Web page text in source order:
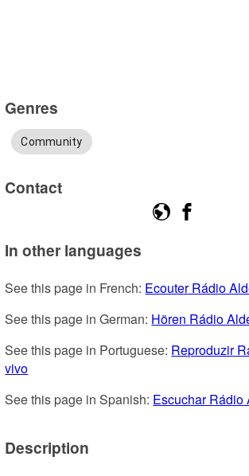
Genres
Community
Contact
In other languages
See this page in French: Ecouter Rádio
See this page in German: Hören Rádio
See this page in Portuguese: Reproduzir
vivo
See this page in Spanish: Escuchar Rádio
Description